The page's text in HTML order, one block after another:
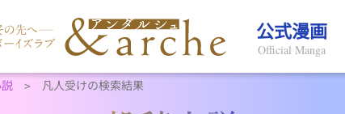
公式漫画
Official Manga
凡人受けの検索結果